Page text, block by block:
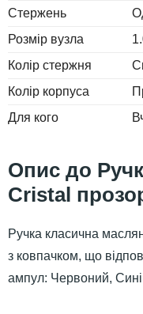
Стержень
Розмір вузла
Колір стержня
Колір корпуса
Для кого
Cristal
Ручка класична
з ковпачком, що
ампул: Червоний,